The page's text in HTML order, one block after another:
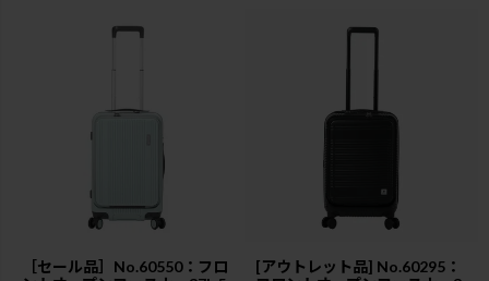
［セール品］No.60550：フロ
[アウトレット品] No.60295：